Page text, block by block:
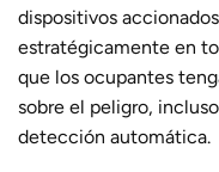
dispositivos
estratégicamente en
que los ocupantes
sobre el peligro,
detección automática.